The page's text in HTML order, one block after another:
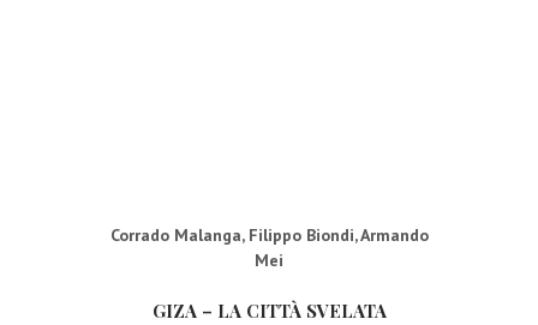
Corrado Malanga, Filippo Biondi,Armando
Mei
GIZA – LA CITTÀ SVELATA